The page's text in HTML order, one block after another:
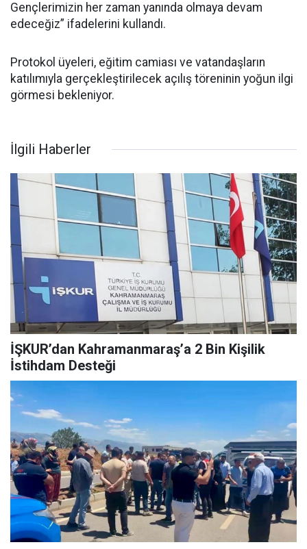
Gençlerimizin her zaman yanında olmaya devam
edeceğiz” ifadelerini kullandı.
Protokol üyeleri, eğitim camiası ve vatandaşların
katılımıyla gerçekleştirilecek açılış töreninin yoğun ilgi
görmesi bekleniyor.
İlgili Haberler
İŞKUR’dan Kahramanmaraş’a 2 Bin Kişilik
İstihdam Desteği